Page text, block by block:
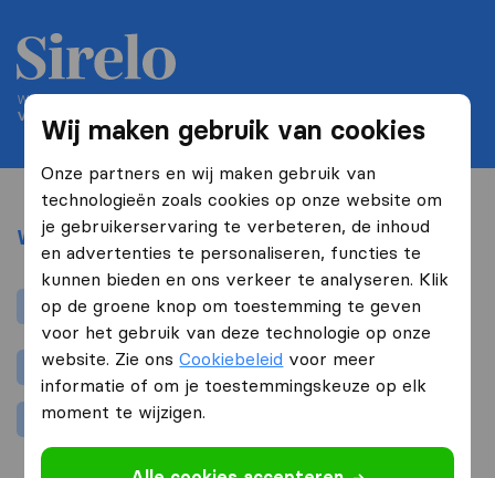
Wij maken gebruik van cookies
Onze partners en wij maken gebruik van
technologieën zoals cookies op onze website om
je gebruikerservaring te verbeteren, de inhoud
en advertenties te personaliseren, functies te
kunnen bieden en ons verkeer te analyseren. Klik
op de groene knop om toestemming te geven
voor het gebruik van deze technologie op onze
website. Zie onsCookiebeleid voor meer
informatie of om je toestemmingskeuze op elk
moment te wijzigen.
We helpen mensen verhuizen sinds 2004
Verhuisadviseurs.nl is onderdeel van Sirelo
Waarom Verhuisadviseurs.nl
besparen op je
verhuizing
Je bespaart niet alleen geld,maar ook tijd
Onze dienst isgratis